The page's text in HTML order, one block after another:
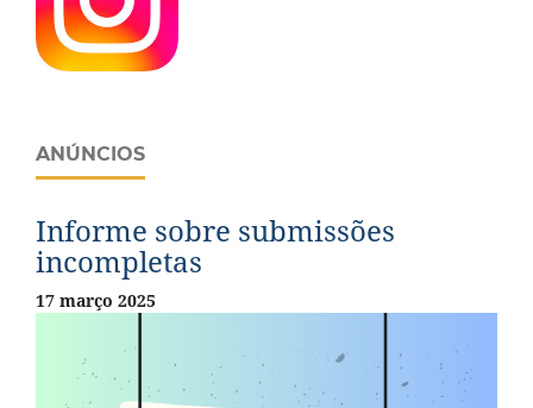
ANÚNCIOS
Informe sobre submissões
incompletas
17 março 2025